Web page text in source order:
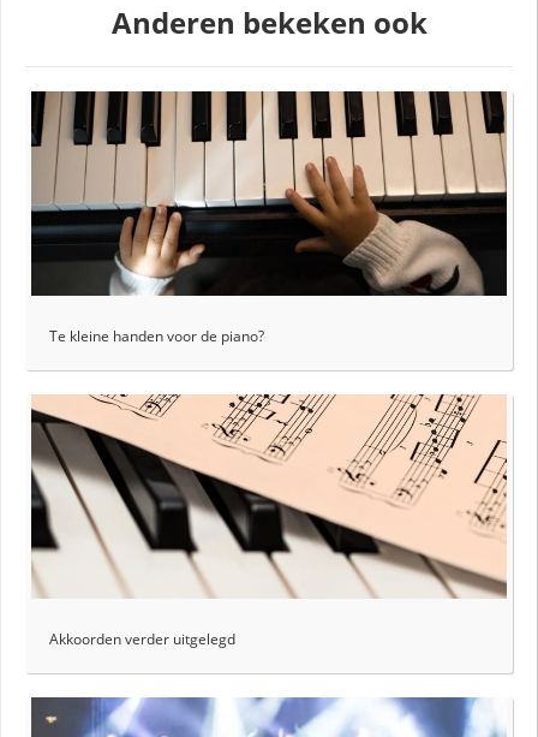
Anderen bekeken ook
Te kleine handen voor de piano?
Akkoorden verder uitgelegd